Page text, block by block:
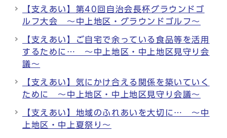
【支えあい】第40回自治会長杯グラウンドゴ
ルフ大会 ～中上地区・グラウンドゴルフ～
【支えあい】ご自宅で余っている食品等を活用
するために… ～中上地区・中上地区見守り会
議～
【支えあい】気にかけ合える関係を築いていく
ために ～中上地区・中上地区見守り会議～
【支えあい】地域のふれあいを大切に… ～中
上地区・中上夏祭り～